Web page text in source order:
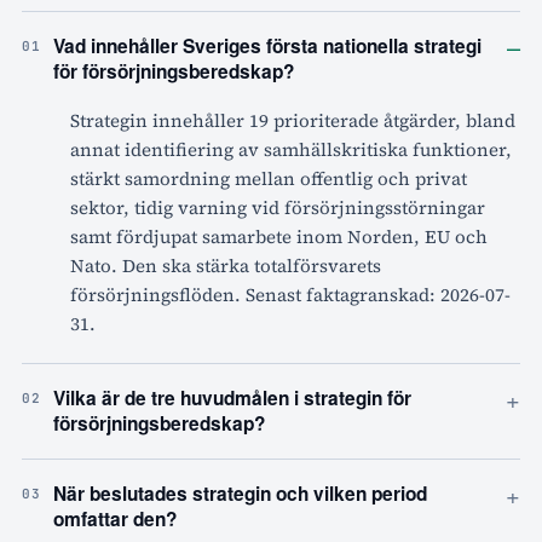
01
Vad innehåller Sveriges första nationella strategi
för försörjningsberedskap?
–
Strategin innehåller 19 prioriterade åtgärder, bland
annat identifiering av samhällskritiska funktioner,
stärkt samordning mellan offentlig och privat
sektor, tidig varning vid försörjningsstörningar
samt fördjupat samarbete inom Norden, EU och
Nato. Den ska stärka totalförsvarets
försörjningsflöden. Senast faktagranskad: 2026-07-
31.
02
Vilka är de tre huvudmålen i strategin för
försörjningsberedskap?
+
03
När beslutades strategin och vilken period
omfattar den?
+